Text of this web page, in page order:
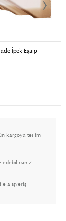
İpek Eşarp
kargoya teslim
edebilirsiniz.
alışveriş